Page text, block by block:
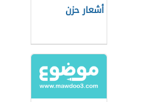
أشعار حزن